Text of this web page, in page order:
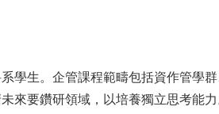
學生。企管課程範疇包括資作管學
來要鑽研領域，以培養獨立思考能力